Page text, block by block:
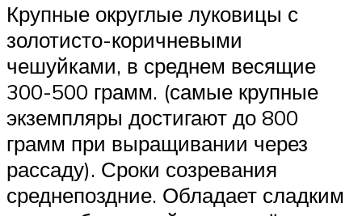
Крупные округлые луковицы с
золотисто-коричневыми
чешуйками, в среднем весящие
300-500 грамм. (самые крупные
экземпляры достигают до 800
грамм при выращивании через
рассаду). Сроки созревания
среднепоздние. Обладает сладким